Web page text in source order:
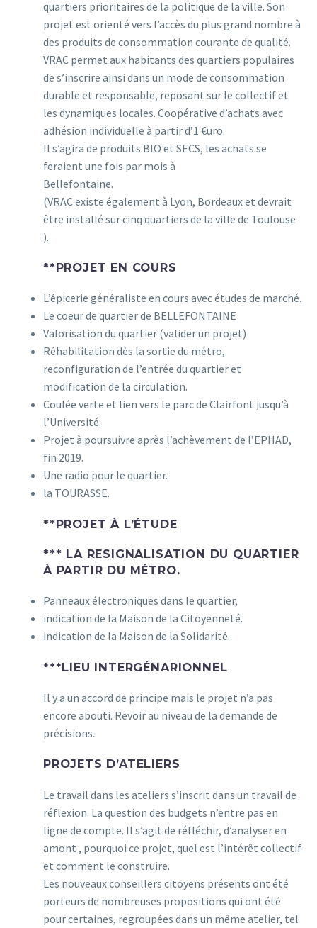
quartiers prioritaires de la politique de la ville. Son
projet est orienté vers l’accès du plus grand nombre à
des produits de consommation courante de qualité.
VRAC permet aux habitants des quartiers populaires
de s’inscrire ainsi dans un mode de consommation
durable et responsable, reposant sur le collectif et
les dynamiques locales. Coopérative d’achats avec
adhésion individuelle à partir d’1 €uro.
Il s’agira de produits BIO et SECS, les achats se
feraient une fois par mois à
Bellefontaine.
(VRAC existe également à Lyon, Bordeaux et devrait
être installé sur cinq quartiers de la ville de Toulouse
).
**PROJET EN COURS
L’épicerie généraliste en cours avec études de marché.
Le coeur de quartier de BELLEFONTAINE
Valorisation du quartier (valider un projet)
Réhabilitation dès la sortie du métro,
reconfiguration de l’entrée du quartier et
modification de la circulation.
Coulée verte et lien vers le parc de Clairfont jusqu’à
l’Université.
Projet à poursuivre après l’achèvement de l’EPHAD,
fin 2019.
Une radio pour le quartier.
la TOURASSE.
**PROJET À L’ÉTUDE
*** LA RESIGNALISATION DU QUARTIER
À PARTIR DU MÉTRO.
Panneaux électroniques dans le quartier,
indication de la Maison de la Citoyenneté.
indication de la Maison de la Solidarité.
***LIEU INTERGÉNARIONNEL
Il y a un accord de principe mais le projet n’a pas
encore abouti. Revoir au niveau de la demande de
précisions.
PROJETS D’ATELIERS
Le travail dans les ateliers s’inscrit dans un travail de
réflexion. La question des budgets n’entre pas en
ligne de compte. Il s’agit de réfléchir, d’analyser en
amont , pourquoi ce projet, quel est l’intérêt collectif
et comment le construire.
Les nouveaux conseillers citoyens présents ont été
porteurs de nombreuses propositions qui ont été
pour certaines, regroupées dans un même atelier, tel